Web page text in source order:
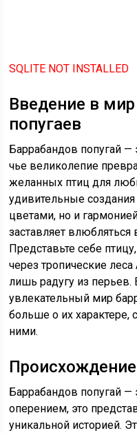
SQLITE NOT INSTALLED
Введение в
попугаев
Баррабандов попугай —
чье великолепие
желанных птиц для
удивительные
цветами, но и
заставляет влюбляться
Представьте себе
через тропические
лишь радугу из перьев.
увлекательный мир
больше о их характере,
ними.
Баррабандов попугай —
оперением, это
уникальной историей.